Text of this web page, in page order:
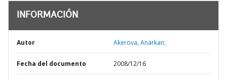
INFORMACIÓN
Autor Akerova, Anarkan;
Fecha del documento 2008/12/16